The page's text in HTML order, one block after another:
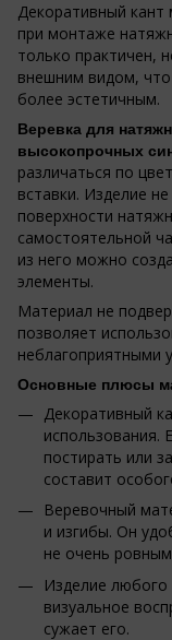
Декоративный кант
при монтаже
только практичен,
внешним видом,
более эстетичным.
Веревка для
высокопрочных
различаться по
вставки. Изделие
поверхности
самостоятельной
из него можно
элементы.
Материал не
позволяет
неблагоприятными
Основные плюсы
Декоративный
использования.
постирать или
составит
Веревочный
и изгибы. Он
не очень
Изделие любого
визуальное
сужает его.